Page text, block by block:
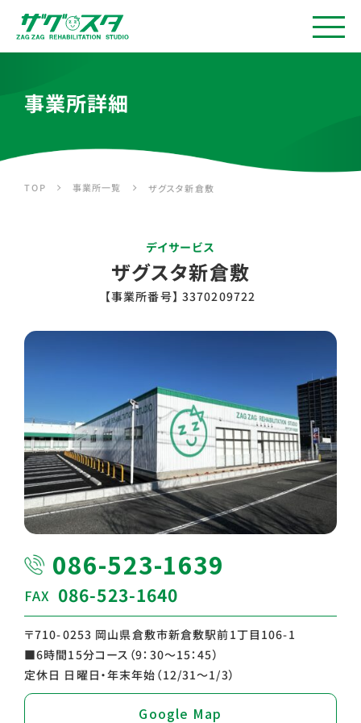
事業所詳細
TOP 事業所一覧 ザグスタ新倉敷
デイサービス
ザグスタ新倉敷
【事業所番号】 3370209722
086-523-1639
FAX 086-523-1640
〒710-0253 岡山県倉敷市新倉敷駅前1丁目106-1
■6時間15分コース（9：30～15：45）
定休⽇ ⽇曜⽇・年末年始（12/31〜1/3）
Google Map